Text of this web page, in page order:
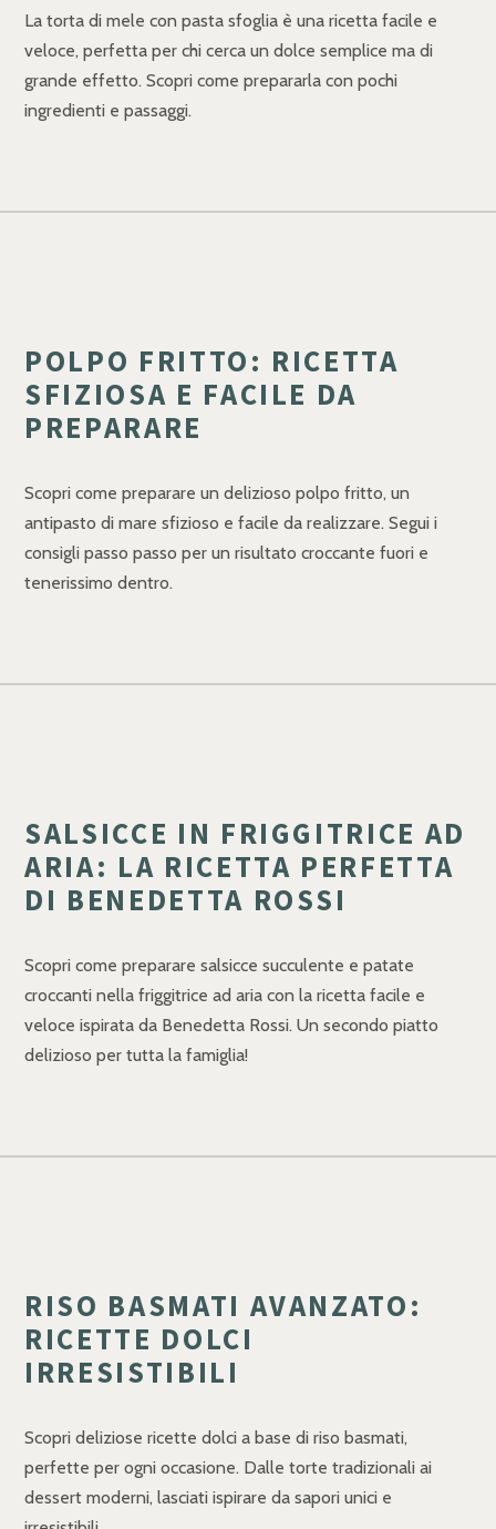
La torta di mele con pasta sfoglia è una ricetta facile e
veloce, perfetta per chi cerca un dolce semplice ma di
grande effetto. Scopri come prepararla con pochi
ingredienti e passaggi.
POLPO FRITTO: RICETTA
SFIZIOSA E FACILE DA
PREPARARE
Scopri come preparare un delizioso polpo fritto, un
antipasto di mare sfizioso e facile da realizzare. Segui i
consigli passo passo per un risultato croccante fuori e
tenerissimo dentro.
SALSICCE IN FRIGGITRICE AD
ARIA: LA RICETTA PERFETTA
DI BENEDETTA ROSSI
Scopri come preparare salsicce succulente e patate
croccanti nella friggitrice ad aria con la ricetta facile e
veloce ispirata da Benedetta Rossi. Un secondo piatto
delizioso per tutta la famiglia!
RISO BASMATI AVANZATO:
RICETTE DOLCI
IRRESISTIBILI
Scopri deliziose ricette dolci a base di riso basmati,
perfette per ogni occasione. Dalle torte tradizionali ai
dessert moderni, lasciati ispirare da sapori unici e